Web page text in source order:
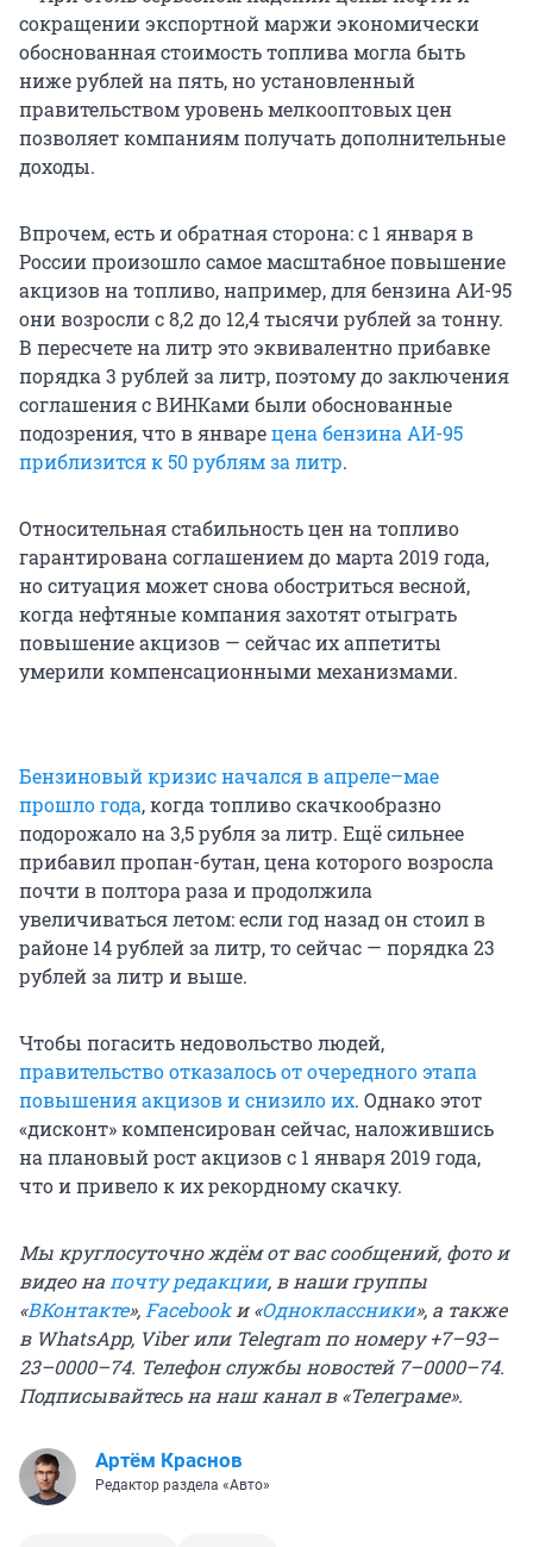
сокращении экспортной маржи экономически
обоснованная стоимость топлива могла быть
ниже рублей на пять, но установленный
правительством уровень мелкооптовых цен
позволяет компаниям получать дополнительные
доходы.
Впрочем, есть и обратная сторона: с 1 января в
России произошло самое масштабное повышение
акцизов на топливо, например, для бензина АИ-95
они возросли с 8,2 до 12,4 тысячи рублей за тонну.
В пересчете на литр это эквивалентно прибавке
порядка 3 рублей за литр, поэтому до заключения
соглашения с ВИНКами были обоснованные
подозрения, что в январецена бензина АИ-95
приблизится к 50 рублям за литр.
Относительная стабильность цен на топливо
гарантирована соглашением до марта 2019 года,
но ситуация может снова обостриться весной,
когда нефтяные компания захотят отыграть
повышение акцизов — сейчас их аппетиты
умерили компенсационными механизмами.
Бензиновый кризис начался в апреле–мае
прошло года, когда топливо скачкообразно
подорожало на 3,5 рубля за литр. Ещё сильнее
прибавил пропан-бутан, цена которого возросла
почти в полтора раза и продолжила
увеличиваться летом: если год назад он стоил в
районе 14 рублей за литр, то сейчас — порядка 23
рублей за литр и выше.
Чтобы погасить недовольство людей,
правительство отказалось от очередного этапа
повышения акцизов и снизило их. Однако этот
«дисконт» компенсирован сейчас, наложившись
на плановый рост акцизов с 1 января 2019 года,
что и привело к их рекордному скачку.
Мы круглосуточно ждём от вас сообщений, фото и
видео на почту редакции, в наши группы
«ВКонтакте», Facebookи «Одноклассники», а также
в WhatsApp, Viber или Telegram по номеру +7–93–
23–0000–74. Телефон службы новостей 7–0000–74.
Подписывайтесь на наш канал в «Телеграме».
Артём Краснов
Редактор раздела «Авто»